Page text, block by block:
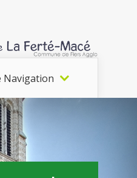
Navigation